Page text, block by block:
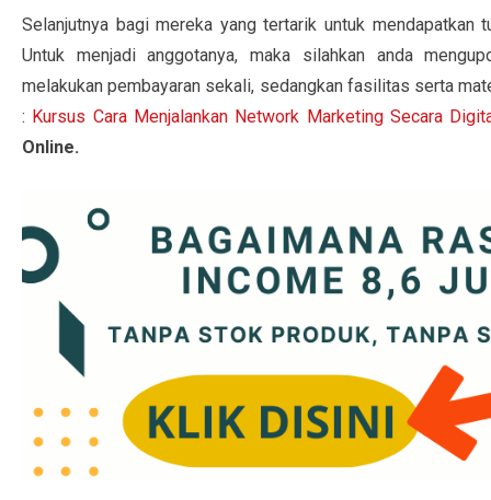
Selanjutnya bagi mereka yang tertarik untuk
Untuk menjadi anggotanya, maka silahkan anda
melakukan pembayaran sekali, sedangkan fasilitas serta
: Kursus Cara Menjalankan Network Marketing Secara
Online.